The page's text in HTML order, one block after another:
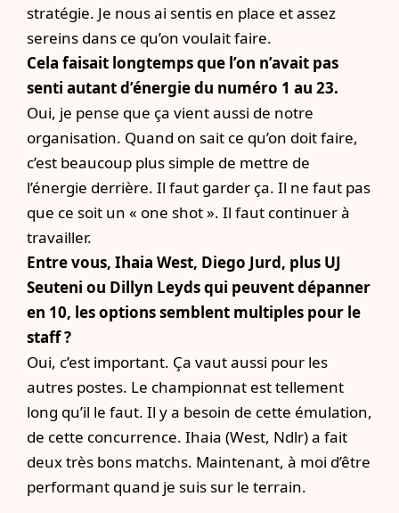
stratégie. Je nous ai sentis en place et assez
sereins dans ce qu’on voulait faire.
Cela faisait longtemps que l’on n’avait pas
senti autant d’énergie du numéro 1 au 23.
Oui, je pense que ça vient aussi de notre
organisation. Quand on sait ce qu’on doit faire,
c’est beaucoup plus simple de mettre de
l’énergie derrière. Il faut garder ça. Il ne faut pas
que ce soit un « one shot ». Il faut continuer à
travailler.
Entre vous, Ihaia West, Diego Jurd, plus UJ
Seuteni ou Dillyn Leyds qui peuvent dépanner
en 10, les options semblent multiples pour le
staff ?
Oui, c’est important. Ça vaut aussi pour les
autres postes. Le championnat est tellement
long qu’il le faut. Il y a besoin de cette émulation,
de cette concurrence. Ihaia (West, Ndlr) a fait
deux très bons matchs. Maintenant, à moi d’être
performant quand je suis sur le terrain.